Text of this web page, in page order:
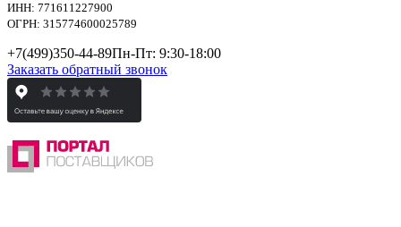
ИНН: 771611227900
ОГРН: 315774600025789
+7(499)350-44-89Пн-Пт: 9:30-18:00
Заказать обратный звонок